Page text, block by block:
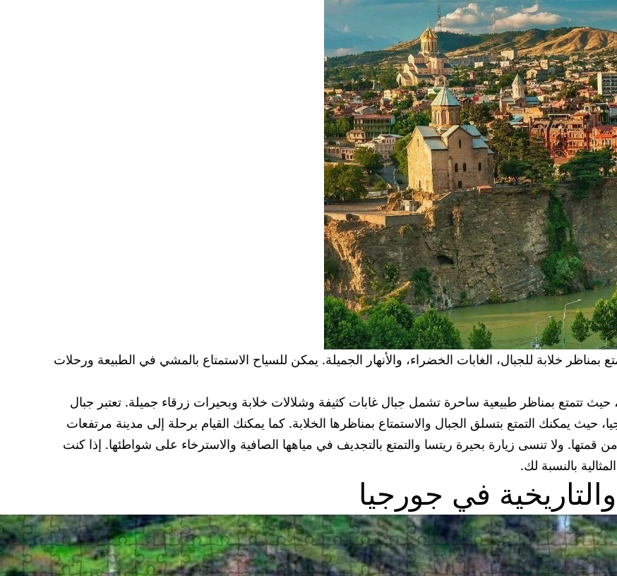
بمناظر خلابة للجبال، الغابات الخضراء، والأنهار الجميلة. يمكن للسياح الاستمتاع بالمشي في الطبيعة ورحلات
حيث تتمتع بمناظر طبيعية ساحرة تشمل جبال غابات كثيفة وشلالات خلابة وبحيرات زرقاء جميلة. تعتبر جبال
حيث يمكنك التمتع بتسلق الجبال والاستمتاع بمناظرها الخلابة. كما يمكنك القيام برحلة إلى مدينة مرتفعات
ولا تنسى زيارة بحيرة ريتسا والتمتع بالتجديف في مياهها الصافية والاسترخاء على شواطئها. إذا كنت
بالنسبة لك.
والتاريخية في جورجيا